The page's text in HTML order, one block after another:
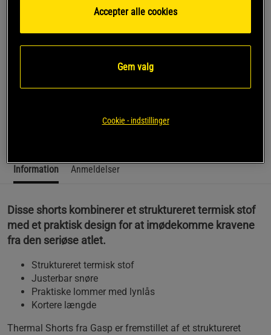
7332576185939
Gasp Thermal Shorts er designet til at give både stil og
Information Anmeldelser
Disse shorts kombinerer et struktureret termisk stof
med et praktisk design for at imødekomme kravene
fra den seriøse atlet.
Struktureret termisk stof
Justerbar snøre
Praktiske lommer med lynlås
Kortere længde
Thermal Shorts fra Gasp er fremstillet af et struktureret
Accepter alle cookies
Gem valg
Cookie - indstillinger